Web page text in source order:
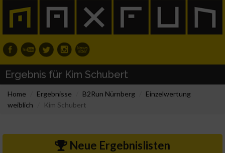
Ergebnis für Kim Schubert
Home Ergebnisse B2Run Nürnberg
Einzelwertung
weiblich
Kim Schubert
Neue Ergebnislisten